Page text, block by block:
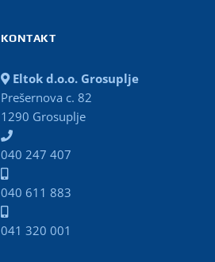
KONTAKT
Eltok d.o.o. Grosuplje
Prešernova c. 82
1290 Grosuplje
040 247 407
040 611 883
041 320 001